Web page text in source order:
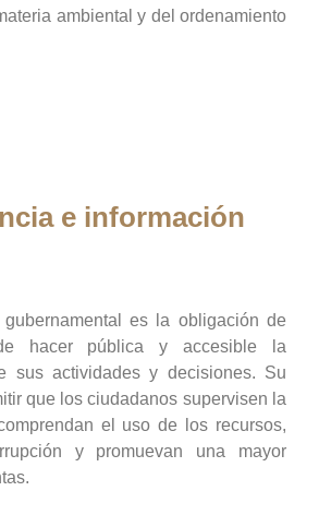
ambiental y del ordenamiento
e información
gubernamental es la obligación de
hacer pública y accesible la
sus actividades y decisiones. Su
que los ciudadanos supervisen la
el uso de los recursos,
y promuevan una mayor